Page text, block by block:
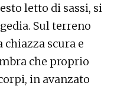
letto di sassi, si
Sul terreno
scura e
che proprio
in avanzato